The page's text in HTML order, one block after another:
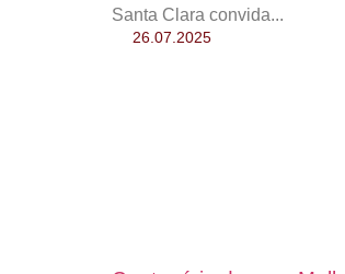
Santa Clara convida...
26.07.2025